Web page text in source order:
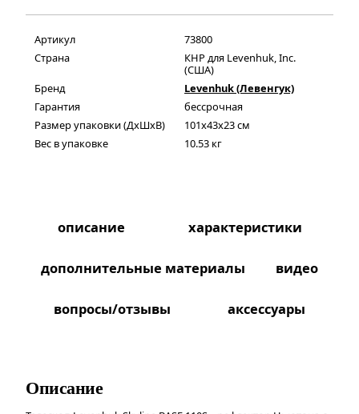
Артикул
73800
Страна
КНР для Levenhuk, Inc.
(США)
Бренд
Levenhuk (Левенгук)
Гарантия
бессрочная
Размер упаковки (ДxШxВ)
101x43x23 см
Вес в упаковке
10.53 кг
описание характеристики
дополнительные материалы видео
вопросы/отзывы аксессуары
Описание